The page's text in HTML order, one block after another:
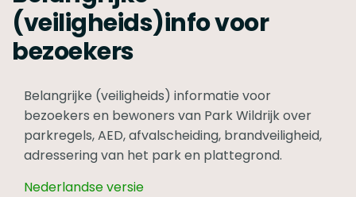
(veiligheids)info voor
bezoekers
Belangrijke (veiligheids) informatie voor
bezoekers en bewoners van Park Wildrijk over
parkregels, AED, afvalscheiding, brandveiligheid,
adressering van het park en plattegrond.
Nederlandse versie